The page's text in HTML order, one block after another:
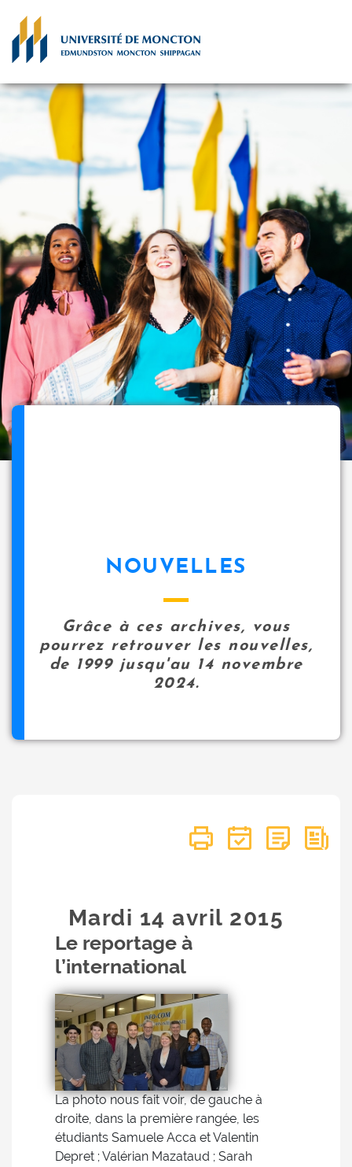
NOUVELLES
Grâce à ces archives, vous
pourrez retrouver les nouvelles,
de 1999 jusqu'au 14 novembre
2024.
Mardi 14avril 2015
Le reportage à
l’international
La photo nous fait voir, de gauche à
droite, dans la première rangée, les
étudiants Samuele Acca et Valentin
Depret ; Valérian Mazataud ; Sarah